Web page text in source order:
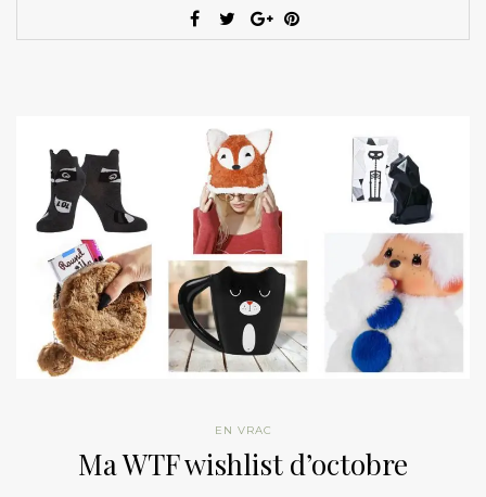
EN VRAC
Ma WTF wishlist d’octobre